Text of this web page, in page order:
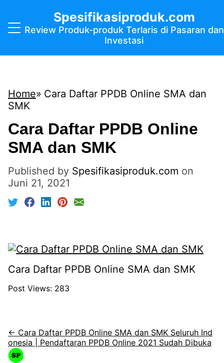
Spesifikasiproduk.com
Review Produk-produk Terlaris di Pasaran dan
Investasi
Home
Cara Daftar PPDB Online SMA dan
SMK
Cara Daftar PPDB Online
SMA dan SMK
Published by Spesifikasiproduk.com on
Juni 21, 2021
Cara Daftar PPDB Online SMA dan SMK
Post Views: 283
← Cara Daftar PPDB Online SMA dan SMK Seluruh Ind
onesia | Pendaftaran PPDB Online 2021 Sudah Dibuka